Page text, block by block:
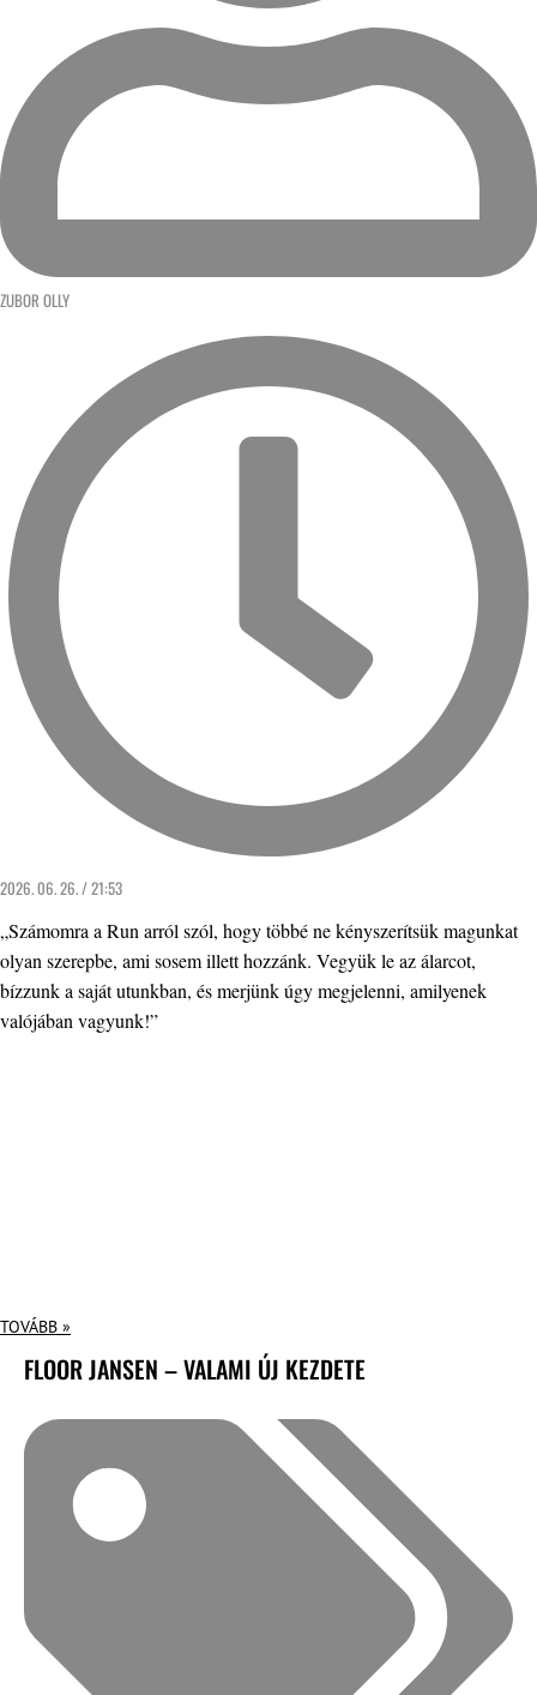
ZUBOR OLLY
2026. 06. 26. / 21:53
„Számomra a Run arról szól, hogy többé ne kényszerítsük magunkat
olyan szerepbe, ami sosem illett hozzánk. Vegyük le az álarcot,
bízzunk a saját utunkban, és merjünk úgy megjelenni, amilyenek
valójában vagyunk!”
TOVÁBB »
FLOOR JANSEN – VALAMI ÚJ KEZDETE